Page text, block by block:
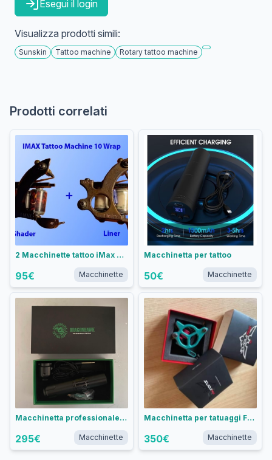
Esegui il login
Visualizza prodotti simili:
Sunskin Tattoo machine Rotary tattoo machine
Prodotti correlati
2 Macchinette tattoo iMax + omaggi
95€ Macchinette
Macchinetta per tattoo
50€ Macchinette
Macchinetta professionale per tattoo Dragonhawk
295€ Macchinette
Macchinetta per tatuaggi FK Irons Galaxie III in Alluminio Schiuma Marina - Liner Convenzionale
350€ Macchinette